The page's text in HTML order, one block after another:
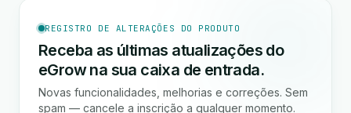
REGISTRO DE ALTERAÇÕES DO PRODUTO
Receba as últimas atualizações do
eGrow na sua caixa de entrada.
Novas funcionalidades, melhorias e correções. Sem
spam — cancele a inscrição a qualquer momento.